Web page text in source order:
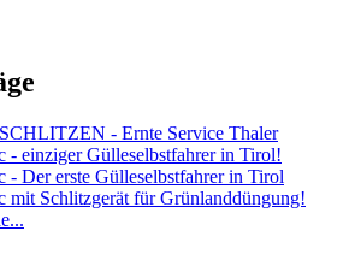
- Ernte Service Thaler
- einziger Gülleselbstfahrer in Tirol!
- Der erste Gülleselbstfahrer in Tirol
mit Schlitzgerät für Grünlanddüngung!